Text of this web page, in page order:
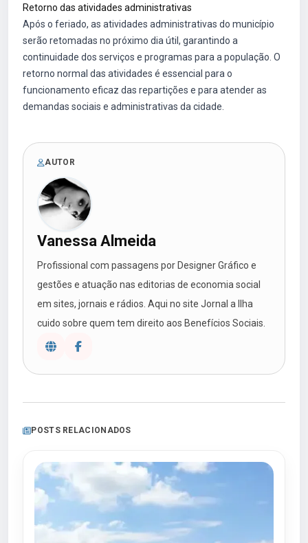
Retorno das atividades administrativas
Após o feriado, as atividades administrativas do município
serão retomadas no próximo dia útil, garantindo a
continuidade dos serviços e programas para a população. O
retorno normal das atividades é essencial para o
funcionamento eficaz das repartições e para atender as
demandas sociais e administrativas da cidade.
AUTOR
Vanessa Almeida
Profissional com passagens por Designer Gráfico e
gestões e atuação nas editorias de economia social
em sites, jornais e rádios. Aqui no site Jornal a Ilha
cuido sobre quem tem direito aos Benefícios Sociais.
POSTS RELACIONADOS